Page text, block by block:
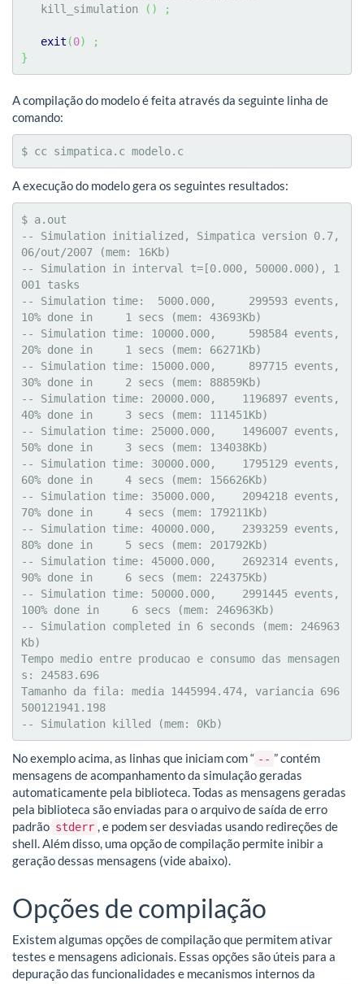
   kill_simulation
( ) ;
exit (0)
;
}
A compilação do modelo é feita através da seguinte linha de
comando:
$ cc simpatica.c modelo.c
A execução do modelo gera os seguintes resultados:
$ a.out
-- Simulation initialized, Simpatica version 0.7,
06/out/2007 (mem: 16Kb)
-- Simulation in interval t=[0.000, 50000.000), 1
001 tasks
-- Simulation time:  5000.000,     299593 events,
10% done in     1 secs (mem: 43693Kb)
-- Simulation time: 10000.000,     598584 events,
20% done in     1 secs (mem: 66271Kb)
-- Simulation time: 15000.000,     897715 events,
30% done in     2 secs (mem: 88859Kb)
-- Simulation time: 20000.000,    1196897 events,
40% done in     3 secs (mem: 111451Kb)
-- Simulation time: 25000.000,    1496007 events,
50% done in     3 secs (mem: 134038Kb)
-- Simulation time: 30000.000,    1795129 events,
60% done in     4 secs (mem: 156626Kb)
-- Simulation time: 35000.000,    2094218 events,
70% done in     4 secs (mem: 179211Kb)
-- Simulation time: 40000.000,    2393259 events,
80% done in     5 secs (mem: 201792Kb)
-- Simulation time: 45000.000,    2692314 events,
90% done in     6 secs (mem: 224375Kb)
-- Simulation time: 50000.000,    2991445 events,
100% done in     6 secs (mem: 246963Kb)
-- Simulation completed in 6 seconds (mem: 246963
Kb)
Tempo medio entre producao e consumo das mensagen
s: 24583.696
Tamanho da fila: media 1445994.474, variancia 696
500121941.198
-- Simulation killed (mem: 0Kb)
No exemplo acima, as linhas que iniciam com “ -- ” contém
mensagens de acompanhamento da simulação geradas
automaticamente pela biblioteca. Todas as mensagens geradas
pela biblioteca são enviadas para o arquivo de saída de erro
padrão stderr , e podem ser desviadas usando redireções de
shell. Além disso, uma opção de compilação permite inibir a
geração dessas mensagens (vide abaixo).
Opções de compilação
Existem algumas opções de compilação que permitem ativar
testes e mensagens adicionais. Essas opções são úteis para a
depuração das funcionalidades e mecanismos internos da